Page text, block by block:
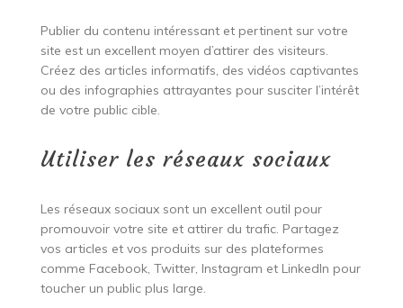
Publier du contenu intéressant et pertinent sur votre
site est un excellent moyen d’attirer des visiteurs.
Créez des articles informatifs, des vidéos captivantes
ou des infographies attrayantes pour susciter l’intérêt
de votre public cible.
Utiliser les réseaux sociaux
Les réseaux sociaux sont un excellent outil pour
promouvoir votre site et attirer du trafic. Partagez
vos articles et vos produits sur des plateformes
comme Facebook, Twitter, Instagram et LinkedIn pour
toucher un public plus large.